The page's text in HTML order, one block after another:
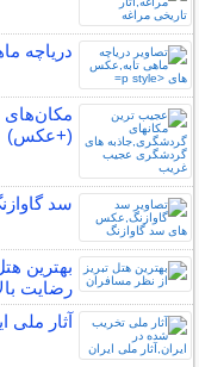
دریاچه
مکان‌های
(+عکس)
سد
رضایت
آثار ملی